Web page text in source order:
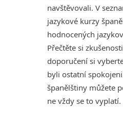
navštěvovali. V
jazykové kurzy
hodnocených
Přečtěte si
doporučení si
byli ostatní
španělštiny můžete
ne vždy se to vyplatí.